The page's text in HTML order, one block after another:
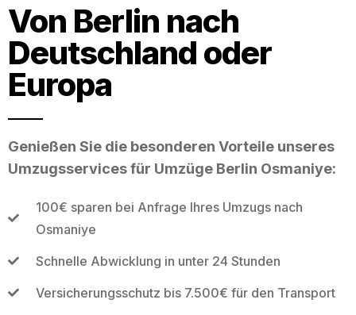
Von Berlin nach
Deutschland oder
Europa
Genießen Sie die besonderen Vorteile unseres
Umzugsservices für Umzüge Berlin Osmaniye:
100€ sparen bei Anfrage Ihres Umzugs nach
Osmaniye
Schnelle Abwicklung in unter 24 Stunden
Versicherungsschutz bis 7.500€ für den Transport